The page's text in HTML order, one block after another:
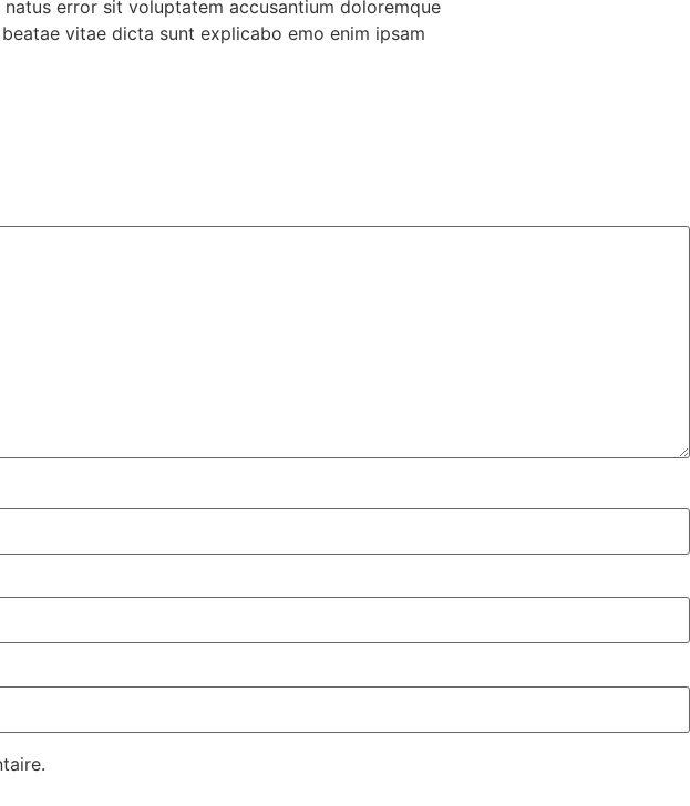
error sit voluptatem accusantium doloremque
vitae dicta sunt explicabo emo enim ipsam